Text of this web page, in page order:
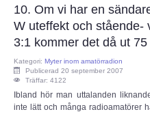
ECC
Provförrättning
PTS e-tjänst
10. Om vi har en
W uteffekt och stående-
3:1 kommer det då ut
Kategori: Myter inom amatörradion
Publicerad 20 september 2007
Träffar: 4122
Ibland hör man uttalanden
inte lätt och många radioamatörer